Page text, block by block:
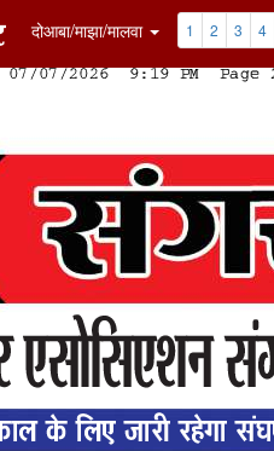
दोआबा/माझा/मालवा 1 2 3 4